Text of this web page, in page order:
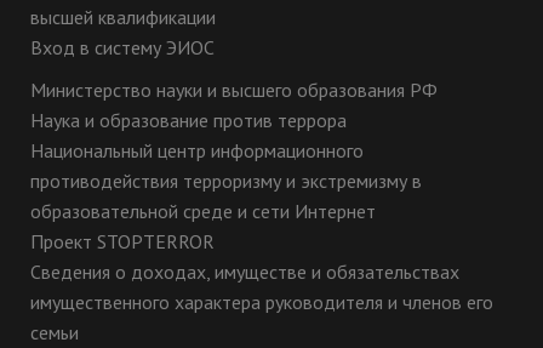
высшей квалификации
Вход в систему ЭИОС
Министерство науки и высшего образования РФ
Наука и образование против террора
Национальный центр информационного
противодействия терроризму и экстремизму в
образовательной среде и сети Интернет
Проект STOPTERROR
Сведения о доходах, имуществе и обязательствах
имущественного характера руководителя и членов его
семьи